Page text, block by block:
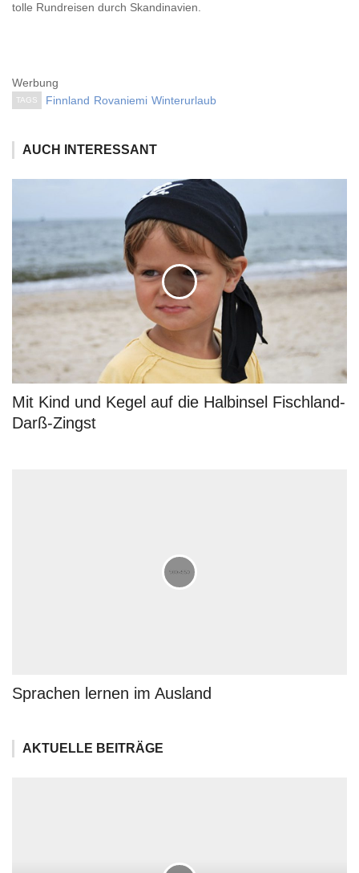
tolle Rundreisen durch Skandinavien.
Werbung
TAGS Finnland Rovaniemi Winterurlaub
AUCH INTERESSANT
Mit Kind und Kegel auf die Halbinsel Fischland-
Darß-Zingst
Sprachen lernen im Ausland
AKTUELLE BEITRÄGE